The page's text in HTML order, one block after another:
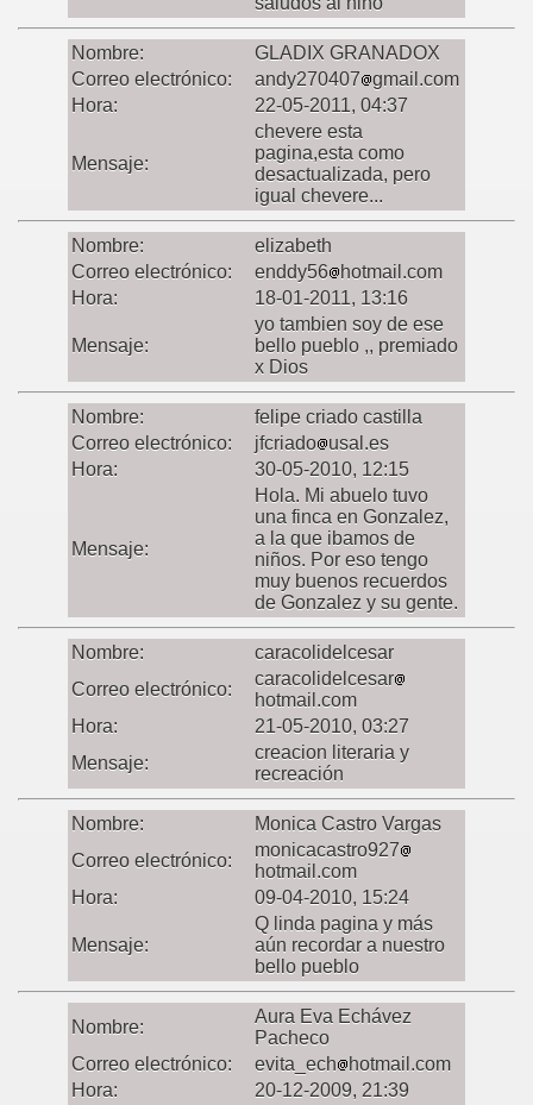
Nombre:
GLADIX GRANADOX
Correo electrónico:
andy270407
gmail.com
Hora:
22-05-2011, 04:37
Mensaje:
chevere esta
pagina,esta como
desactualizada, pero
igual chevere...
Nombre:
elizabeth
Correo electrónico:
enddy56
hotmail.com
Hora:
18-01-2011, 13:16
Mensaje:
yo tambien soy de ese
bello pueblo ,, premiado
x Dios
Nombre:
felipe criado castilla
Correo electrónico:
jfcriado
usal.es
Hora:
30-05-2010, 12:15
Mensaje:
Hola. Mi abuelo tuvo
una finca en Gonzalez,
a la que ibamos de
niños. Por eso tengo
muy buenos recuerdos
de Gonzalez y su gente.
Nombre:
caracolidelcesar
Correo electrónico:
caracolidelcesar
hotmail.com
Hora:
21-05-2010, 03:27
Mensaje:
creacion literaria y
recreación
Nombre:
Monica Castro Vargas
Correo electrónico:
monicacastro927
hotmail.com
Hora:
09-04-2010, 15:24
Mensaje:
Q linda pagina y más
aún recordar a nuestro
bello pueblo
Nombre:
Aura Eva Echávez
Pacheco
Correo electrónico:
evita_ech
hotmail.com
Hora:
20-12-2009, 21:39